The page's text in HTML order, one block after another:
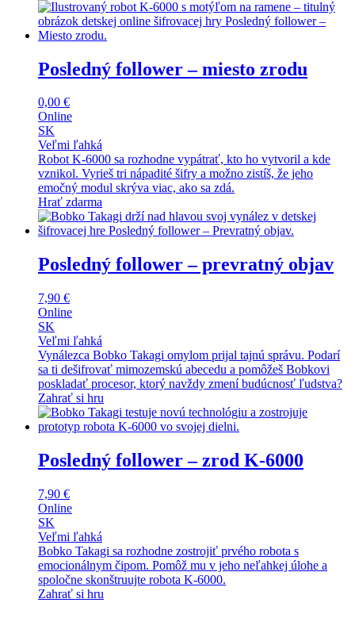
Posledný follower – miesto zrodu
0,00 €
Online
SK
Veľmi ľahká
Robot K-6000 sa rozhodne vypátrať, kto ho vytvoril a kde
vznikol. Vyrieš tri nápadité šifry a možno zistíš, že jeho
emočný modul skrýva viac, ako sa zdá.
Hrať zdarma
Posledný follower – prevratný objav
7,90 €
Online
SK
Veľmi ľahká
Vynálezca Bobko Takagi omylom prijal tajnú správu. Podarí
sa ti dešifrovať mimozemskú abecedu a pomôžeš Bobkovi
poskladať procesor, ktorý navždy zmení budúcnosť ľudstva?
Zahrať si hru
Posledný follower – zrod K-6000
7,90 €
Online
SK
Veľmi ľahká
Bobko Takagi sa rozhodne zostrojiť prvého robota s
emocionálnym čipom. Pomôž mu v jeho neľahkej úlohe a
spoločne skonštruujte robota K-6000.
Zahrať si hru